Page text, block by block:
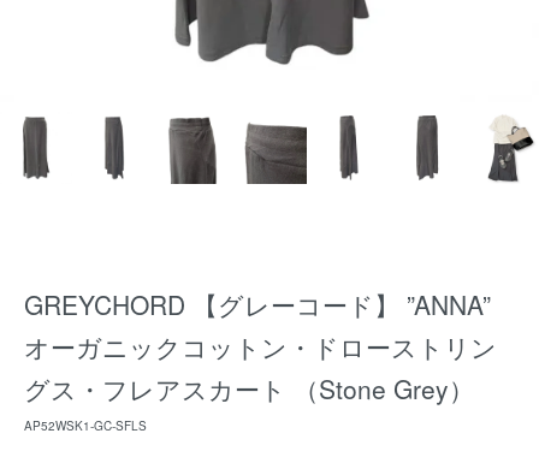
GREYCHORD 【グレーコード】 ”ANNA”
オーガニックコットン・ドローストリン
グス・フレアスカート （Stone Grey）
AP52WSK1-GC-SFLS